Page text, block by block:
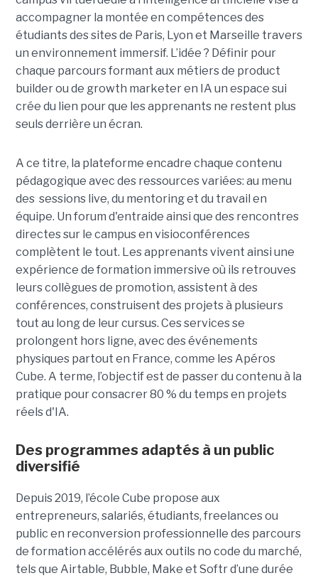
accompagner la montée en compétences des
étudiants des sites de Paris, Lyon et Marseille travers
un environnement immersif. L’idée ? Définir pour
chaque parcours formant aux métiers de product
builder ou de growth marketer en IA un espace sui
crée du lien pour que les apprenants ne restent plus
seuls derrière un écran.
A ce titre, la plateforme encadre chaque contenu
pédagogique avec des ressources variées: au menu
des sessions live, du mentoring et du travail en
équipe. Un forum d'entraide ainsi que des rencontres
directes sur le campus en visioconférences
complètent le tout. Les apprenants vivent ainsi une
expérience de formation immersive où ils retrouves
leurs collègues de promotion, assistent à des
conférences, construisent des projets à plusieurs
tout au long de leur cursus. Ces services se
prolongent hors ligne, avec des événements
physiques partout en France, comme les Apéros
Cube. A terme, l’objectif est de passer du contenu à la
pratique pour consacrer 80 % du temps en projets
réels d'IA.
Des programmes adaptés à un public
diversifié
Depuis 2019, l’école Cube propose aux
entrepreneurs, salariés, étudiants, freelances ou
public en reconversion professionnelle des parcours
de formation accélérés aux outils no code du marché,
tels que Airtable, Bubble, Make et Softr d’une durée